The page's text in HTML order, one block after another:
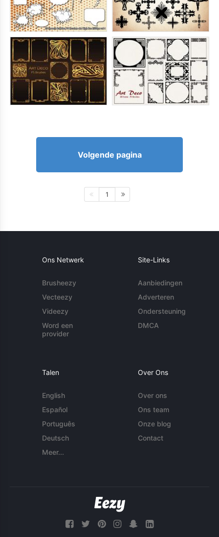
Volgende pagina
1
Ons Netwerk
Brusheezy
Vecteezy
Videezy
Word een
provider
Site-Links
Aanbiedingen
Adverteren
Ondersteuning
DMCA
Talen
English
Español
Português
Deutsch
Meer...
Over Ons
Over ons
Ons team
Onze blog
Contact